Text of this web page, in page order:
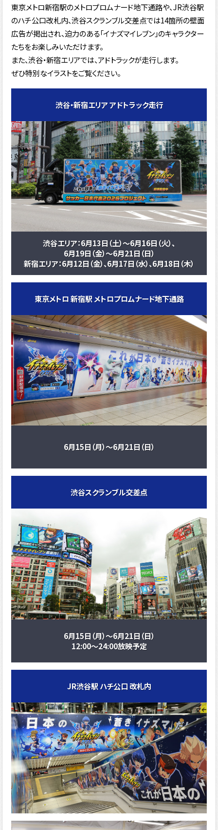
東京メトロ新宿駅のメトロプロムナード地下通路や、JR渋谷駅
のハチ公口改札内、渋谷スクランブル交差点では14箇所の壁面
広告が掲出され、迫力のある「イナズマイレブン」のキャラクター
たちをお楽しみいただけます。
また、渋谷・新宿エリアでは、アドトラックが走行します。
ぜひ特別なイラストをご覧ください。
渋谷・新宿エリア アドトラック走行
渋谷エリア：6月13日（土）～6月16日（火）、
6月19日（金）～6月21日（日）
新宿エリア：6月12日（金）、6月17日（水）、6月18日（木）
東京メトロ 新宿駅 メトロプロムナード地下通路
6月15日（月）～6月21日（日）
渋谷スクランブル交差点
6月15日（月）～6月21日（日）
12:00～24:00放映予定
JR渋谷駅 ハチ公口 改札内